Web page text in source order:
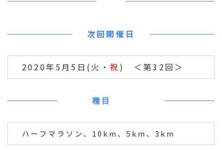
次回開催日
2020年5月5日(火・祝 ) ＜第32回＞
種目
ハーフマラソン、10km、5km、3km